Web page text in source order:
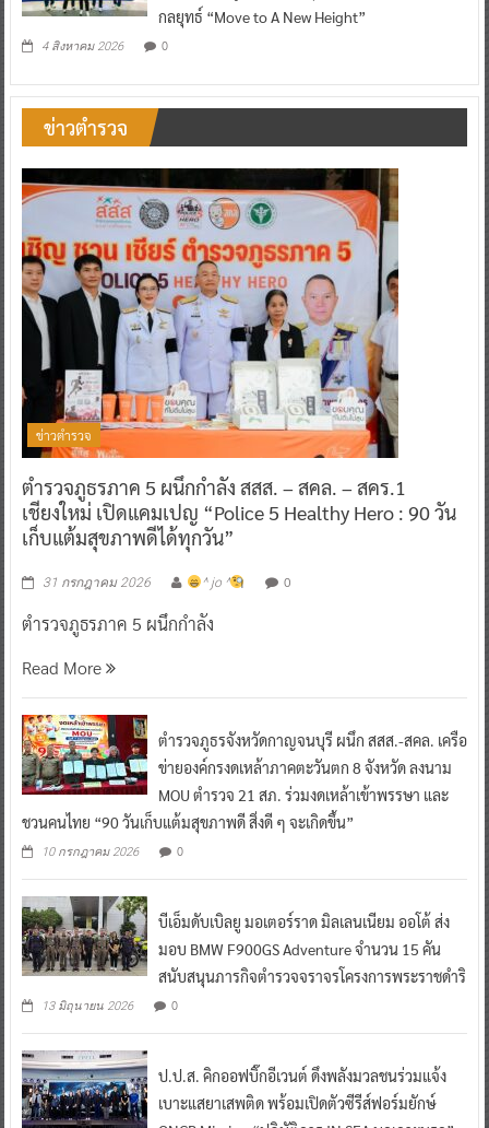
กลยุทธ์ “Move to A New Height”
4 สิงหาคม 2026 0
ข่าวตำรวจ
ข่าวตำรวจ
ตำรวจภูธรภาค 5 ผนึกกำลัง สสส. – สคล. – สคร.1
เชียงใหม่ เปิดแคมเปญ “Police 5 Healthy Hero : 90 วัน
เก็บแต้มสุขภาพดีได้ทุกวัน”
31 กรกฎาคม 2026 ^ jo ^ 0
ตำรวจภูธรภาค 5 ผนึกกำลัง
Read More
ตำรวจภูธรจังหวัดกาญจนบุรี ผนึก สสส.-สคล. เครือ
ข่ายองค์กรงดเหล้าภาคตะวันตก 8 จังหวัด ลงนาม
MOU ตำรวจ 21 สภ. ร่วมงดเหล้าเข้าพรรษา และ
ชวนคนไทย “90 วันเก็บแต้มสุขภาพดี สิ่งดี ๆ จะเกิดขึ้น”
10 กรกฎาคม 2026 0
บีเอ็มดับเบิลยู มอเตอร์ราด มิลเลนเนียม ออโต้ ส่ง
มอบ BMW F900GS Adventure จำนวน 15 คัน
สนับสนุนภารกิจตำรวจจราจรโครงการพระราชดำริ
13 มิถุนายน 2026 0
ป.ป.ส. คิกออฟบิ๊กอีเวนต์ ดึงพลังมวลชนร่วมแจ้ง
เบาะแสยาเสพติด พร้อมเปิดตัวซีรีส์ฟอร์มยักษ์